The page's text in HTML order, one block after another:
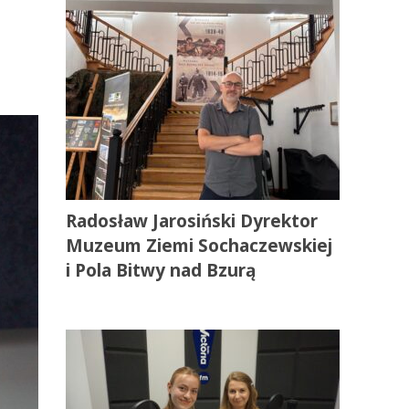
Radosław Jarosiński Dyrektor
Muzeum Ziemi Sochaczewskiej
i Pola Bitwy nad Bzurą